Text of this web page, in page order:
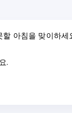
아침을 맞이하세
.